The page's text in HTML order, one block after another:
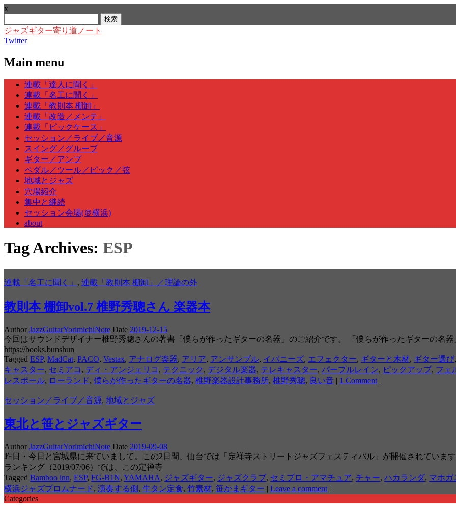
x
索:
ジャズギター寄り道ノート
Twitter
Main menu
Skip
content
連載「達人に聞く」
連載「名工に聞く」
連載「教則本 棚卸」
連載「改造／メンテ」
連載「ピックケース」
セッション／ライブ／音源
スイング／グルーブ
ギター／アンプ
ペダル／ツール／ピック／弦
地域とジャズ
穴場紹介
集中と継続
セッション会場(＠横浜)
about
Tag Archives: ESP
連載「名工に聞く」 , 連載「教則本 棚卸」／理論の外
教則本 棚卸vol.7 椎野秀聰さん 楽器本
Author JazzGuitarYorimichiNote Date 2019-12-15
今回はサウンドデザイナー椎野秀聰さんの著書「僕らが作ったギターの名器」のご紹介です。 「僕らが作ったギターの名器
https://books.bunshun
Tagged ESP, MadCat, PACO, Vestax, アナログ楽器, アリア, アンサンブル, イバニーズ, エフェクター, ギターと木材, ギター選び
キャスター, セミアコ , ディ・アンジェリコ , テクニック , デジタル楽器, テレキャスター, パープルレイン, ピックアップ, フェ
レスポール, ローランド, 僕らが作ったギターの名器, 椎野楽器設計事務所, 椎野秀聰, 良い音 | 1 Comment |
セッション／ライブ／音源, 地域とジャズ
東北と笹とジャズギター
Author JazzGuitarYorimichiNote Date 2019-09-08
昨日・今日と宮城県に来ていまして。この2日間、仙台では「定禅寺ストリートジャズフェスティバル」が開催されていま
ランキング（2019/07/06）では、この定禅寺
Tagged Bamboo inn, ESP, FG-B1N, YAMAHA, ジャズギター, ジャズクラブ, セミプロ・アマチュア, チャー, ハカランダ, マホガ
横浜ジャズプロムナード, 演奏する側 , 牛タン定食, 竹素材, 笹かまギター | Leave a comment |
Categories